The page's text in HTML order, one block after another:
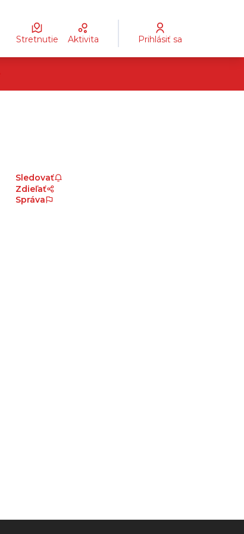
Stretnutie Aktivita Prihlásiť sa
Sledovať
Zdieľať
Správa